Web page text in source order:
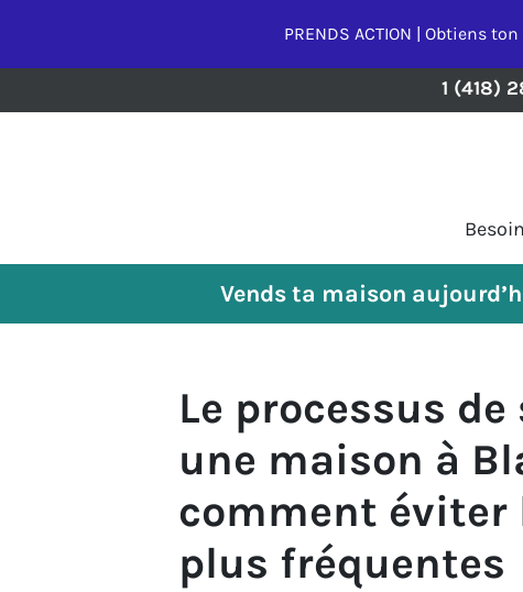
PRENDS ACTION | Obtiens
1 (418)
Vends ta maison
Le processus
une maison à
comment éviter
plus fréquentes